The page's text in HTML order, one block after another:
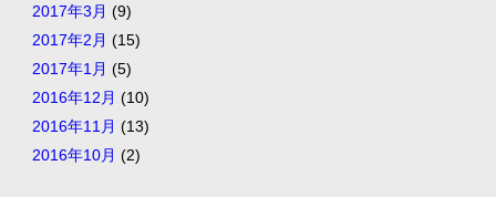
2017年3月 (9)
2017年2月 (15)
2017年1月 (5)
2016年12月 (10)
2016年11月 (13)
2016年10月 (2)